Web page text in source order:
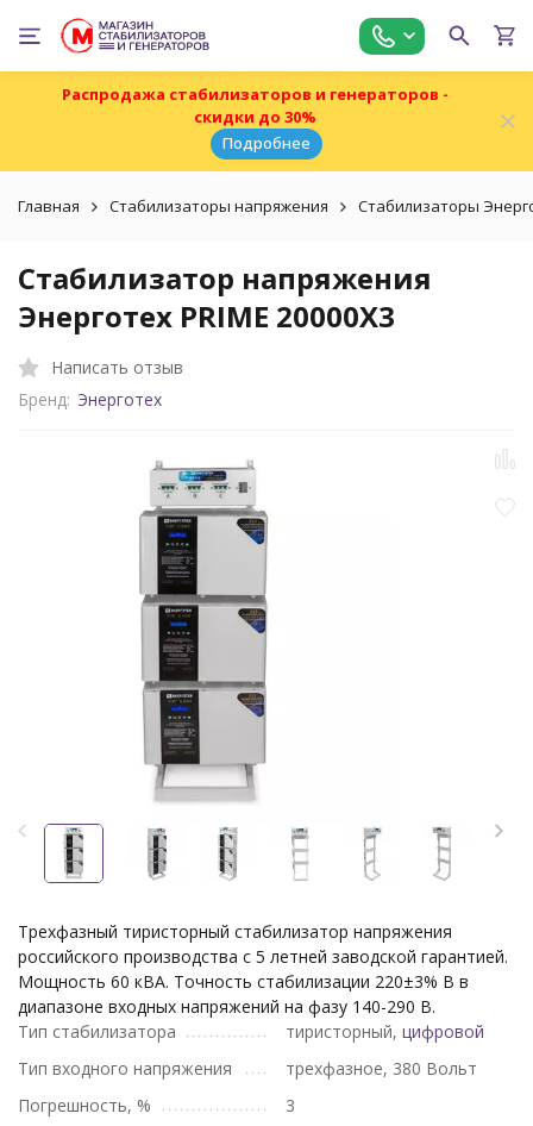
Распродажа стабилизаторов и генераторов -
скидки до 30%
Подробнее
Главная Стабилизаторы напряжения Стабилизаторы
Стабилизатор напряжения
Энерготех PRIME 20000X3
Написать отзыв
Бренд: Энерготех
Трехфазный тиристорный стабилизатор напряжения
российского производства с 5 летней заводской гарантией.
Мощность 60 кВА. Точность стабилизации 220±3% В в
диапазоне входных напряжений на фазу 140-290 В.
Тип стабилизатора
тиристорный, цифровой
Тип входного напряжения
трехфазное, 380 Вольт
Погрешность, %
3